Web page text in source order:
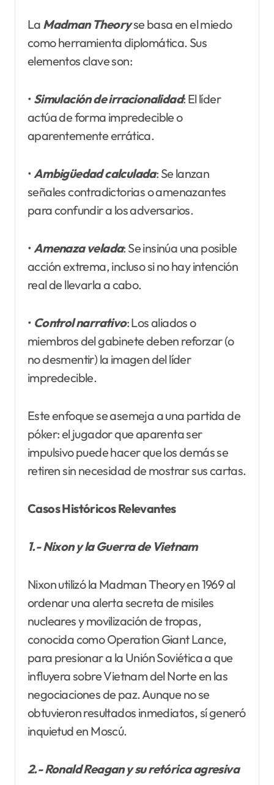
La Madman Theoryse basa en el miedo
como herramienta diplomática. Sus
elementos clave son:
• Simulación de irracionalidad: El líder
actúa de forma impredecible o
aparentemente errática.
• Ambigüedad calculada: Se lanzan
señales contradictorias o amenazantes
para confundir a los adversarios.
• Amenaza velada: Se insinúa una posible
acción extrema, incluso si no hay intención
real de llevarla a cabo.
• Control narrativo: Los aliados o
miembros del gabinete deben reforzar (o
no desmentir) la imagen del líder
impredecible.
Este enfoque se asemeja a una partida de
póker: el jugador que aparenta ser
impulsivo puede hacer que los demás se
retiren sin necesidad de mostrar sus cartas.
Casos Históricos Relevantes
1.- Nixon y la Guerra de Vietnam
Nixon utilizó la Madman Theory en 1969 al
ordenar una alerta secreta de misiles
nucleares y movilización de tropas,
conocida como Operation Giant Lance,
para presionar a la Unión Soviética a que
influyera sobre Vietnam del Norte en las
negociaciones de paz. Aunque no se
obtuvieron resultados inmediatos, sí generó
inquietud en Moscú.
2.- Ronald Reagan y su retórica agresiva